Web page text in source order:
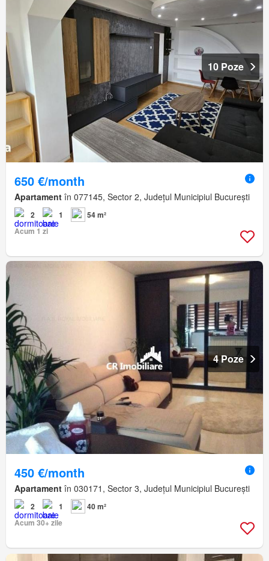
10 Poze
650 €/month
Apartament în 077145, Sector 2, Județul Municipiul București
2 1
54 m²
Acum 1 zi
4 Poze
450 €/month
Apartament în 030171, Sector 3, Județul Municipiul București
2 1
40 m²
Acum 30+ zile